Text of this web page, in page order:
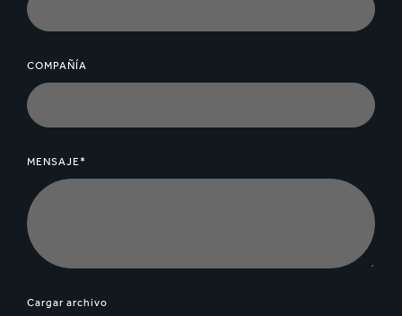
COMPAÑÍA
MENSAJE*
Cargar archivo